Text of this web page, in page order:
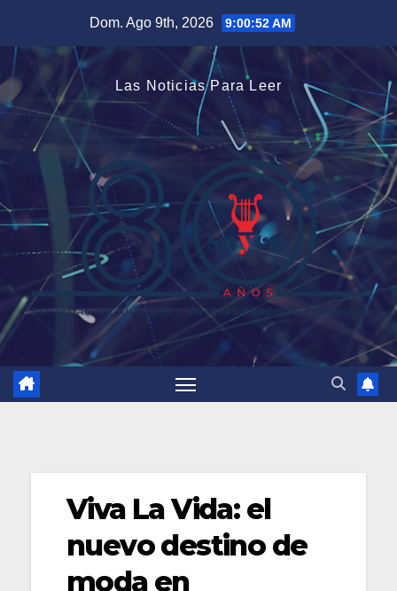
contenido
Dom. Ago 9th, 2026 9:00:52 AM
Las Noticias Para Leer
Viva La Vida: el
nuevo destino de
moda en